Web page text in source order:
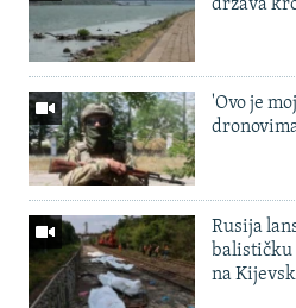
država
'Ovo je
Rusija
balističku
na